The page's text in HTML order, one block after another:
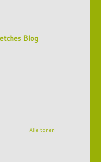
Blog
Alle tonen